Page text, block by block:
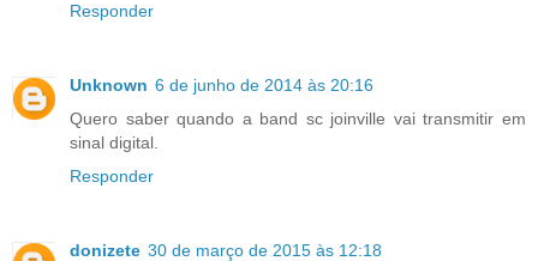
Responder
Unknown 6 de junho de 2014 às 20:16
Quero saber quando a band sc joinville vai transmitir em
sinal digital.
Responder
donizete 30 de março de 2015 às 12:18